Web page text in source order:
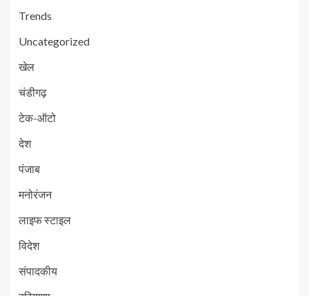
Trends
Uncategorized
खेल
चंडीगढ़
टेक-ऑटो
देश
पंजाब
मनोरंजन
लाइफ स्टाइल
विदेश
संपादकीय